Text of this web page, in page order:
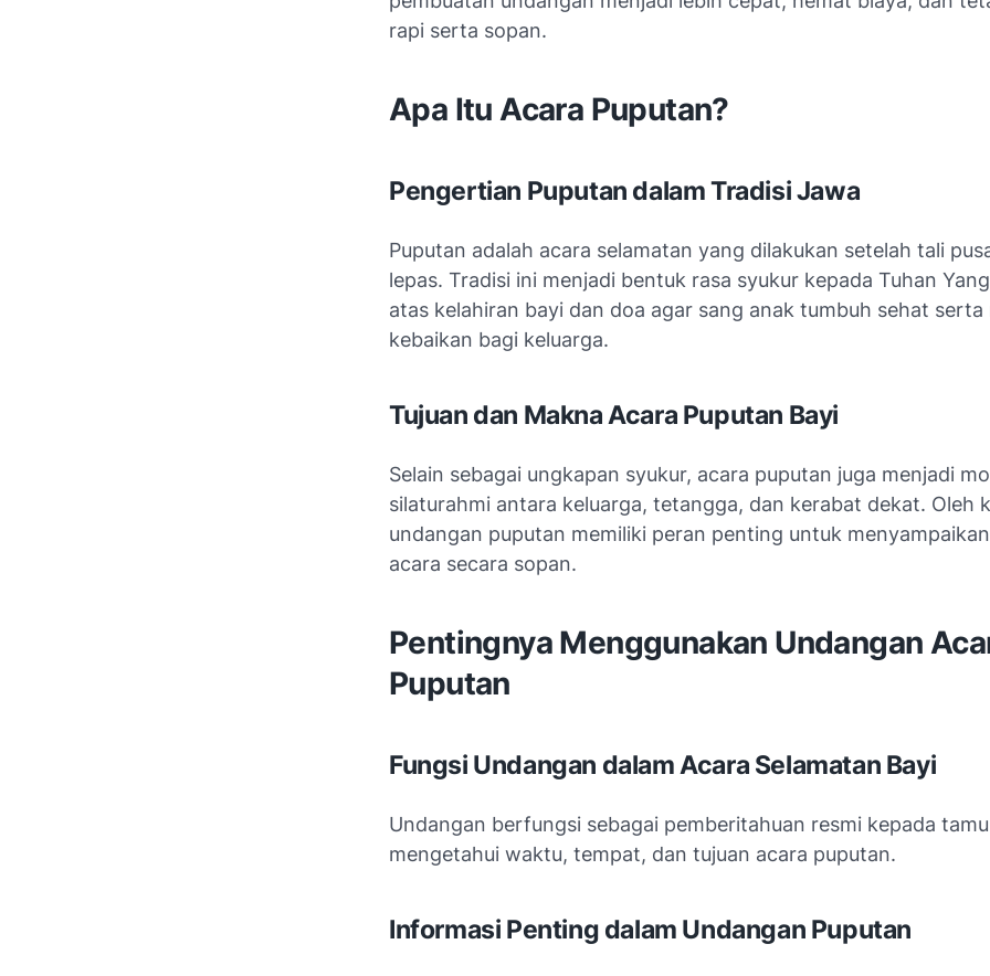
rapi serta sopan.
Apa Itu Acara Puputan?
Pengertian Puputan dalam Tradisi Jawa
Puputan adalah acara selamatan yang dilakukan setelah tali
lepas. Tradisi ini menjadi bentuk rasa syukur kepada Tuhan
atas kelahiran bayi dan doa agar sang anak tumbuh sehat serta
kebaikan bagi keluarga.
Tujuan dan Makna Acara Puputan Bayi
Selain sebagai ungkapan syukur, acara puputan juga menjadi
silaturahmi antara keluarga, tetangga, dan kerabat dekat. Oleh
undangan puputan memiliki peran penting untuk
acara secara sopan.
Pentingnya Menggunakan Undangan
Puputan
Fungsi Undangan dalam Acara Selamatan Bayi
Undangan berfungsi sebagai pemberitahuan resmi kepada
mengetahui waktu, tempat, dan tujuan acara puputan.
Informasi Penting dalam Undangan Puputan